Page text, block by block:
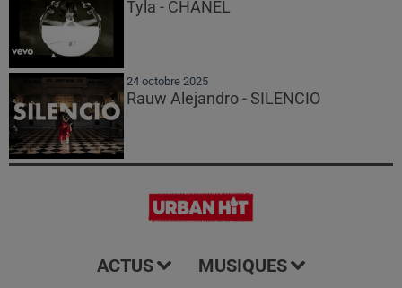
Tyla - CHANEL
24 octobre 2025
Rauw Alejandro - SILENCIO
ACTUS MUSIQUES